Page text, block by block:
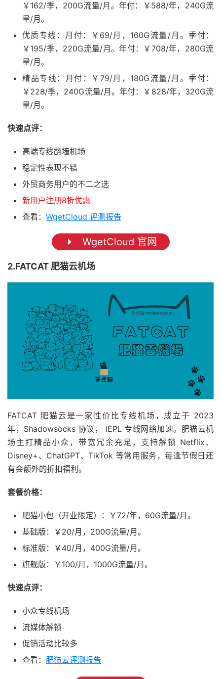
￥162/季，200G流量/月。年付：￥588/年，240G流
量/月。
优质专线：月付：￥69/月，160G流量/月。季付：
￥195/季，220G流量/月。年付：￥708/年，280G流
量/月。
精品专线：月付：￥79/月，180G流量/月。季付：
￥228/季，240G流量/月。年付：￥828/年，320G流
量/月。
快速点评：
高端专线翻墙机场
稳定性表现不错
外贸商务用户的不二之选
新用户注册8折优惠
查看： WgetCloud 评测报告
WgetCloud 官网
2.FATCAT 肥猫云机场
FATCAT 肥猫云是一家性价比专线机场，成立于 2023
年，Shadowsocks 协议， IEPL 专线网络加速。肥猫云机
场主打精品小众，带宽冗余充足，支持解锁 Netflix、
Disney+、ChatGPT、TikTok 等常用服务，每逢节假日还
有会额外的折扣福利。
套餐价格：
肥猫小包（开业限定）：￥72/年，60G流量/月。
基础版：￥20/月，200G流量/月。
标准版：￥40/月，400G流量/月。
旗舰版：￥100/月，1000G流量/月。
快速点评：
小众专线机场
流媒体解锁
促销活动比较多
查看： 肥猫云评测报告